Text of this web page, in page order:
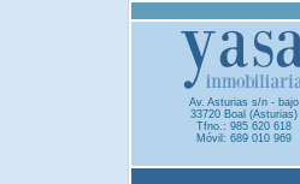
Av. Asturias s/n - bajo
33720 Boal (Asturias)
Tfno.: 985 620 618
Móvil: 689 010 969